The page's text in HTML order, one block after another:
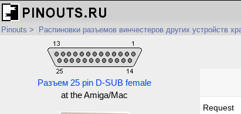
Pinouts > Распиновки разъемов винчестеров других устройств
Разъем 25 pin D-SUB female
at the Amiga/Mac
Request